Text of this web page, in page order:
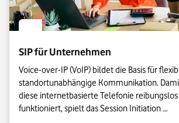
SIP für Unternehmen
Voice-over-IP (VoIP) bildet die Basis für
standortunabhängige Kommunikation.
diese internetbasierte Telefonie reibungslos
funktioniert, spielt das Session Initiation